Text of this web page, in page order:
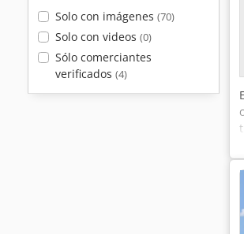
Solo con imágenes (70)
Solo con videos (0)
Sólo comerciantes
verificados (4)